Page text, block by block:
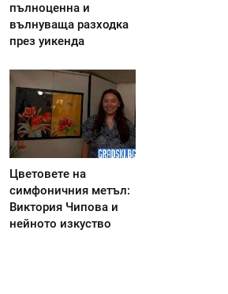
пълноценна и
вълнуваща разходка
през уикенда
Цветовете на
симфоничния метъл:
Виктория Чипова и
нейното изкуство